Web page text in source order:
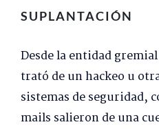
SUPLANTACIÓN
Desde la entidad
trató de un hackeo u
sistemas de seguridad,
mails salieron de una